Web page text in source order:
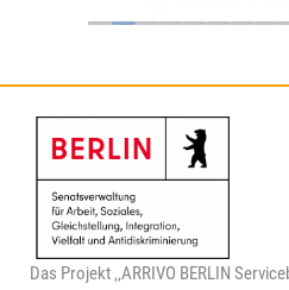
Das Projekt ‚‚ARRIVO BERLIN